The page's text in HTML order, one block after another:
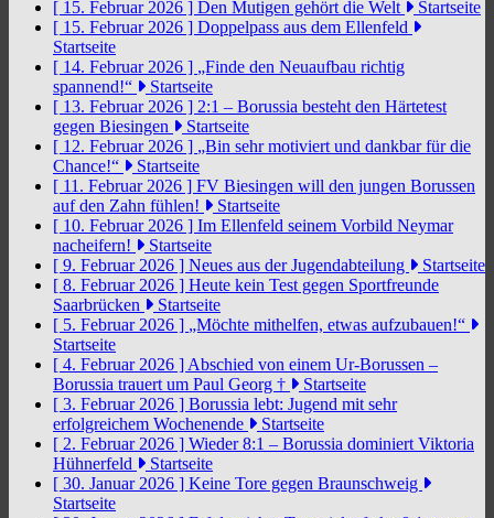
[ 15. Februar 2026 ] Den Mutigen gehört die Welt
Startseite
[ 15. Februar 2026 ] Doppelpass aus dem Ellenfeld
Startseite
[ 14. Februar 2026 ] „Finde den Neuaufbau richtig
spannend!“
Startseite
[ 13. Februar 2026 ] 2:1 – Borussia besteht den Härtetest
gegen Biesingen
Startseite
[ 12. Februar 2026 ] „Bin sehr motiviert und dankbar für die
Chance!“
Startseite
[ 11. Februar 2026 ] FV Biesingen will den jungen Borussen
auf den Zahn fühlen!
Startseite
[ 10. Februar 2026 ] Im Ellenfeld seinem Vorbild Neymar
nacheifern!
Startseite
[ 9. Februar 2026 ] Neues aus der Jugendabteilung
Startseite
[ 8. Februar 2026 ] Heute kein Test gegen Sportfreunde
Saarbrücken
Startseite
[ 5. Februar 2026 ] „Möchte mithelfen, etwas aufzubauen!“
Startseite
[ 4. Februar 2026 ] Abschied von einem Ur-Borussen –
Borussia trauert um Paul Georg †
Startseite
[ 3. Februar 2026 ] Borussia lebt: Jugend mit sehr
erfolgreichem Wochenende
Startseite
[ 2. Februar 2026 ] Wieder 8:1 – Borussia dominiert Viktoria
Hühnerfeld
Startseite
[ 30. Januar 2026 ] Keine Tore gegen Braunschweig
Startseite